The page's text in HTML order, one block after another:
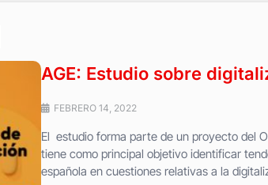
AGE: Estudio sobre
FEBRERO 14, 2022
El estudio forma parte de un proyecto del
tiene como principal objetivo identificar
española en cuestiones relativas a la